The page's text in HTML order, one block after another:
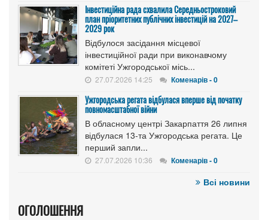
Інвестиційна рада схвалила Середньостроковий
план пріоритетних публічних інвестицій на 2027–
2029 рок
Відбулося засідання місцевої
інвестиційної ради при виконавчому
комітеті Ужгородської місь...
27.07.2026 14:25 Коменарів - 0
Ужгородська регата відбулася вперше від початку
повномасштабної війни
В обласному центрі Закарпаття 26 липня
відбулася 13-та Ужгородська регата. Це
перший запли...
27.07.2026 10:36 Коменарів - 0
Всі новини
ОГОЛОШЕННЯ